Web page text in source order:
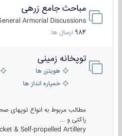
مباحث جامع زرهی
General Armorial Discussions
984 ارسال ها
توپخانه زمینی
هویتزر ها
خمپاره انداز ها
مطالب مربوط به انواع توپهای
راکتی و ...
& Self-propelled Artillery ...